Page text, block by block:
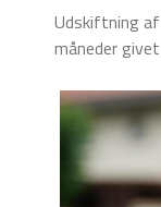
Udskiftning
måneder